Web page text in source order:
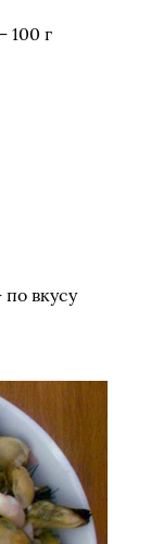
100 г
вкусу